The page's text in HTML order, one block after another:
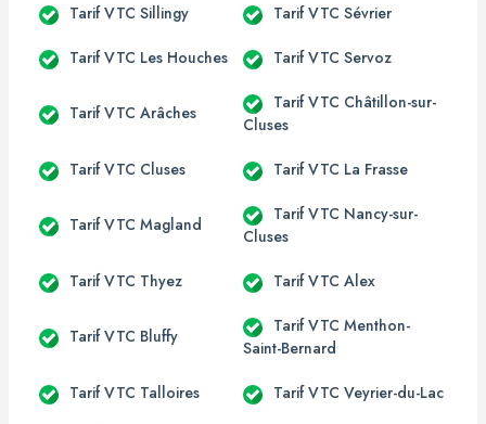
Tarif VTC Sillingy Tarif VTC Sévrier
Tarif VTC Les Houches Tarif VTC Servoz
Tarif VTC Arâches
Tarif VTC Châtillon-sur-
Cluses
Tarif VTC Cluses Tarif VTC La Frasse
Tarif VTC Magland
Tarif VTC Nancy-sur-
Cluses
Tarif VTC Thyez Tarif VTC Alex
Tarif VTC Bluffy
Tarif VTC Menthon-
Saint-Bernard
Tarif VTC Talloires Tarif VTC Veyrier-du-Lac